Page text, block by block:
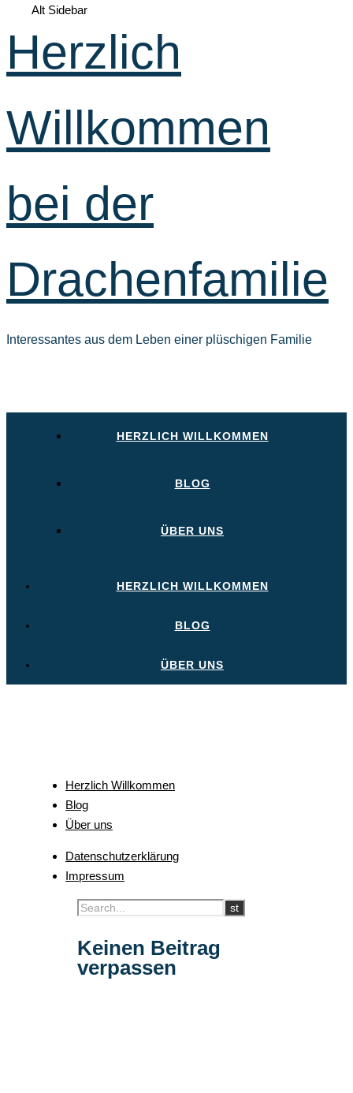
Herzlich
Willkommen
bei der
Drachenfamilie
Interessantes aus dem Leben einer plüschigen Familie
Alt Sidebar
HERZLICH WILLKOMMEN
BLOG
ÜBER UNS
HERZLICH WILLKOMMEN
BLOG
ÜBER UNS
Herzlich Willkommen
Blog
Über uns
Datenschutzerklärung
Impressum
Keinen Beitrag
verpassen